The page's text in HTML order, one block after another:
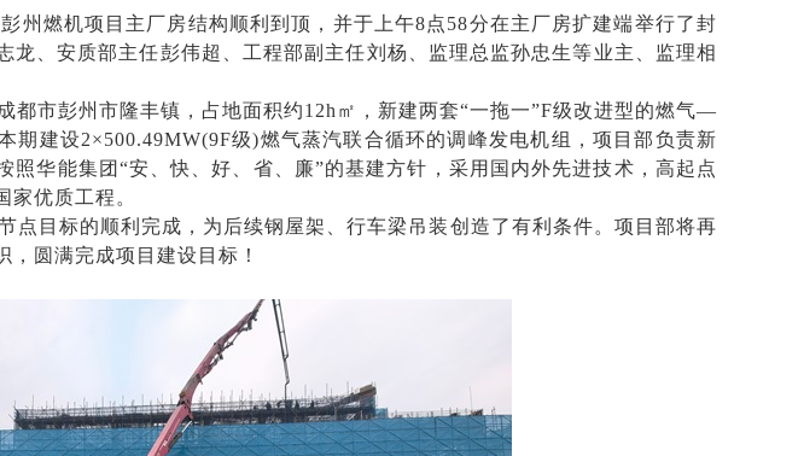
州燃机项目主厂房结构顺利到顶，并于上午8点58分在主厂房扩建端举行了封
龙、安质部主任彭伟超、工程部副主任刘杨、监理总监孙忠生等业主、监理相
都市彭州市隆丰镇，占地面积约12h㎡，新建两套“一拖一”F级改进型的燃气—
期建设2×500.49MW(9F级)燃气蒸汽联合循环的调峰发电机组，项目部负责新
照华能集团“安、快、好、省、廉”的基建方针，采用国内外先进技术，高起点
优质工程。
点目标的顺利完成，为后续钢屋架、行车梁吊装创造了有利条件。项目部将再
圆满完成项目建设目标！